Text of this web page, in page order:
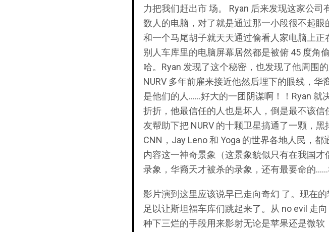
力把我们赶出市 场。 Ryan 后来发现这家公
数人的电脑，对了就是通过那一小段很不起眼
和一个马尾胡子就天天通过偷看人家电脑上正
别人车库里的电脑屏幕居然都是被俯 45 度角
哈。Ryan 发现了这个秘密，也发现了他周围
NURV 多年前雇来接近他然后埋下的眼线，
是他们的人……好大的一团阴谋啊！！Ryan 就
折折，他最信任的人也是坏人，倒是最不该
友帮助下把 NURV 的十颗卫星搞通了一颗，
CNN，Jay Leno 和 Yoga 的世界各地人民，
内容这一神奇景象（这景象貌似只有在我国
录象，华裔天才被杀的录象，还有最要命的
影片演到这里应该说早已走向奇幻 了。现在
足以让斯坦福车库们跳起来了。从 no evil 走
种下三烂的手段用来影射无论是苹果还是微